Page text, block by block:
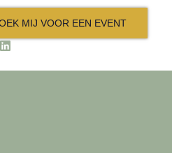
MIJ VOOR EEN EVENT